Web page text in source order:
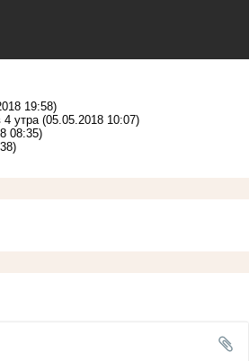
19:58)
утра (05.05.2018 10:07)
08:35)